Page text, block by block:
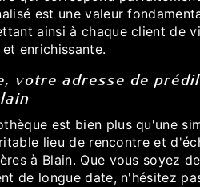
est une valeur
ainsi à chaque client de
enrichissante.
votre adresse de
est bien plus qu'une
lieu de rencontre et
à Blain. Que vous soyez
de longue date, n'hésitez